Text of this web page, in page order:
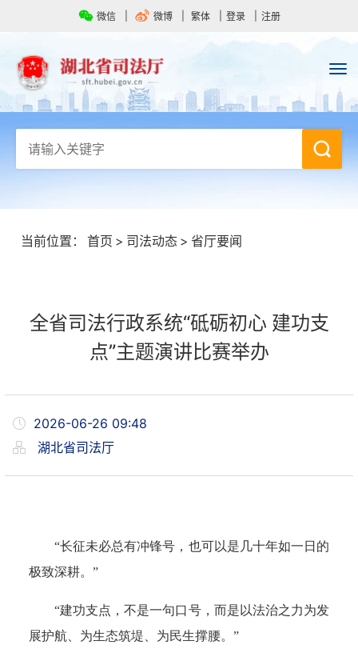
微信 微博 繁体 登录 注册
当前位置： 首页 > 司法动态 > 省厅要闻
全省司法行政系统“砥砺初心 建功支
点”主题演讲比赛举办
2026-06-26 09:48
湖北省司法厅
“长征未必总有冲锋号，也可以是几十年如一日的
极致深耕。”
“建功支点，不是一句口号，而是以法治之力为发
展护航、为生态筑堤、为民生撑腰。”